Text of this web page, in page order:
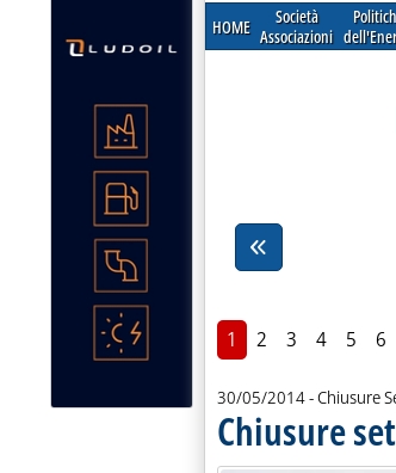
HOME
Società
Associazioni
1 2 3 4 5 6
30/05/2014- Chiusure
Chiusure